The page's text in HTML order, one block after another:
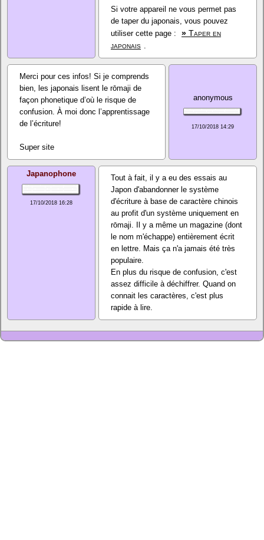
Si votre appareil ne vous permet pas
de taper du japonais, vous pouvez
utiliser cette page :
» Taper en
japonais .
Merci pour ces infos! Si je comprends
bien, les japonais lisent le rōmaji de
façon phonetique d’où le risque de
confusion. À moi donc l’apprentissage
de l’écriture!
Super site
anonymous
17/10/2018 14:29
Japanophone
17/10/2018 16:28
Tout à fait, il y a eu des essais au
Japon d'abandonner le système
d'écriture à base de caractère chinois
au profit d'un système uniquement en
rōmaji. Il y a même un magazine (dont
le nom m'échappe) entièrement écrit
en lettre. Mais ça n'a jamais été très
populaire.
En plus du risque de confusion, c'est
assez difficile à déchiffrer. Quand on
connait les caractères, c'est plus
rapide à lire.